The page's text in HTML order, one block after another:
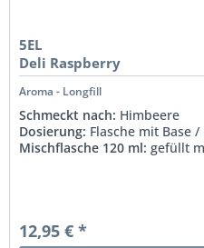
5EL
Deli Raspberry
Aroma - Longfill
Schmeckt nach: Himbeere
Dosierung: Flasche mit Base
Mischflasche 120 ml: gefüllt
12,95 € *